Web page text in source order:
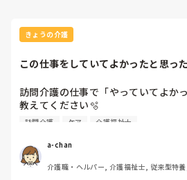
あと、見学の際は、スタッフの様子、
て見て下さい。
きょうの介護
この仕事をしていてよかったと思っ
訪問介護の仕事で「やっていてよか
教えてください🫧
行きたくないな…」と感じることはあ
そんなときに「この仕事をやってい
来事を思い浮かべたら前向きな気持
訪問介護 ケア 介護福祉士
a-chan
介護職・ヘルパー, 介護福祉士, 従来型特